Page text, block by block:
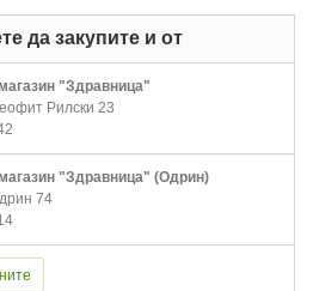
да закупите и от
"Здравница"
Рилски 23
"Здравница" (Одрин)
74